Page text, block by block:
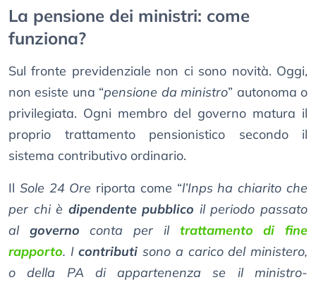
La pensione dei ministri: come
funziona?
Sul fronte previdenziale non ci sono novità. Oggi,
non esiste una “pensione da ministro” autonoma o
privilegiata. Ogni membro del governo matura il
proprio trattamento pensionistico secondo il
sistema contributivo ordinario.
Il Sole 24 Ore riporta come “l’Inps ha chiarito che
per chi è dipendente pubblico il periodo passato
al governo conta per il trattamento di fine
rapporto. Icontributi sono a carico del ministero,
o della PA di appartenenza se il ministro-